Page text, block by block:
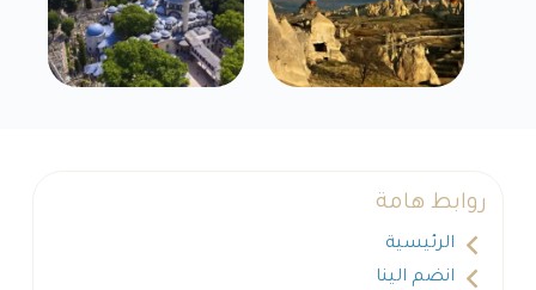
روابط هامة
الرئيسية
انضم الينا